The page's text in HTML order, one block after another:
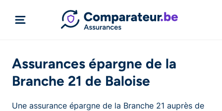
Assurances épargne de la
Branche 21 de Baloise
Une assurance épargne de la Branche 21 auprès de